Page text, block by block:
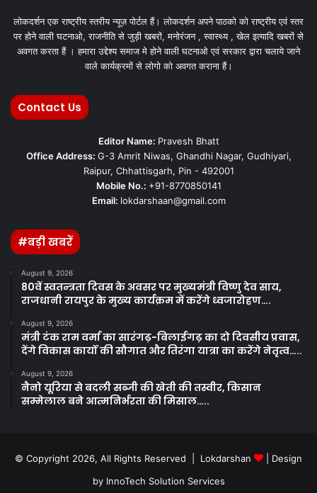
लोकदर्शन एक राष्ट्रीय स्तरीय न्यूज़ पोर्टल हैं। लोकदर्शन अपने पाठको को राष्ट्रीय एवं स्तर
पर होने वाली घटनाओ, राजनीति से जुड़ी खबरों, मनोरंजन , स्वास्थ्य , खेल इत्यादि खबरों से
अवगत करता हैं । हमारा उद्देश्य समाज मे होने वाली घटनाओ एवं सरकार द्वारा चलाये जाने
वाले कार्यक्रमों से लोगो को अवगत कराना हैं।
Contact Us
Editor Name: Pravesh Bhatt
Office Address: G-3 Amrit Niwas, Ghandhi Nagar, Gudhiyari,
Raipur, Chhattisgarh, Pin - 492001
Mobile No.: +91-8770850141
Email: lokdarshaan@gmail.com
#बड़ी खबरें
August 9, 2026
80वें स्वतन्त्रता दिवस के अवसर पर मुख्यमंत्री विष्णु देव साय,
राजधानी रायपुर के मुख्य कार्यक्रम में करेंगे ध्वजारोहण….
August 9, 2026
मंत्री टंक राम वर्मा का सारंगढ़-बिलाईगढ़ का दो दिवसीय प्रवास,
देंगे विकास कार्यों की सौगात और तिरंगा यात्रा का करेंगे नेतृत्व…..
August 9, 2026
नैनो यूरिया से बदली सब्जी की खेती की तस्वीर, किसान
सम्मेलाल बने आत्मनिर्भरता की मिसाल…..
© Copyright 2026, All Rights Reserved | Lokdarshan
| Design
by InnoTech Solution Services